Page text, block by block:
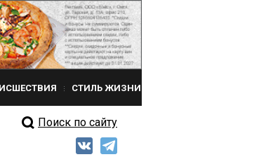
СТИЛЬ ЖИЗНИ
Поиск по сайту